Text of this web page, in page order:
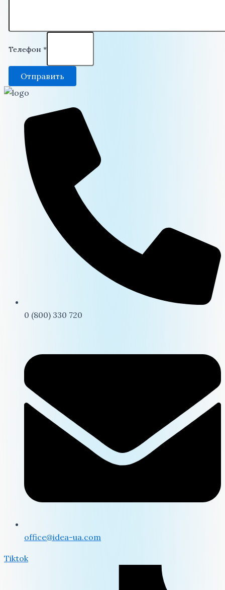
Телефон *
Отправить
0 (800) 330 720
office@idea-ua.com
Tiktok